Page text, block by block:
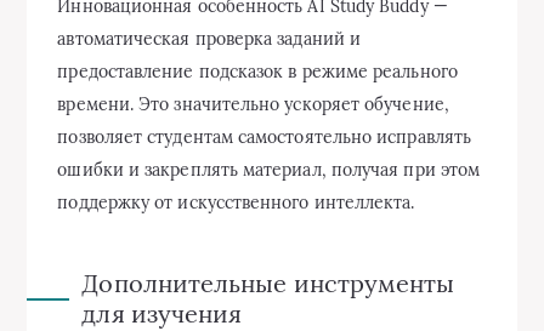
Инновационная особенность AI Study Buddy —
автоматическая проверка заданий и
предоставление подсказок в режиме реального
времени. Это значительно ускоряет обучение,
позволяет студентам самостоятельно исправлять
ошибки и закреплять материал, получая при этом
поддержку от искусственного интеллекта.
Дополнительные инструменты
для изучения